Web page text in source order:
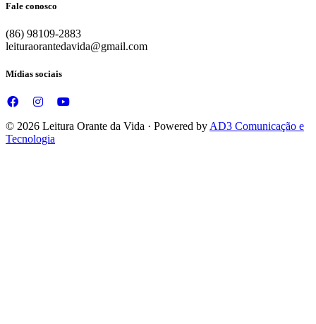
Fale conosco
(86) 98109-2883
leituraorantedavida@gmail.com
Mídias sociais
© 2026 Leitura Orante da Vida · Powered by AD3 Comunicação e
Tecnologia